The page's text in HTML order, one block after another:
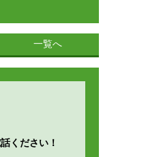
一覧へ
ください！